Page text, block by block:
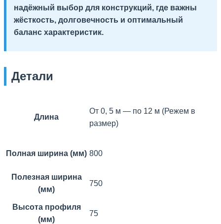
надёжный выбор для конструкций, где важны
жёсткость, долговечность и оптимальный
баланс характеристик.
Детали
Длина
От 0, 5 м — по 12 м (Режем в
размер)
Полная ширина (мм) 800
Полезная ширина
(мм)
750
Высота профиля
(мм)
75